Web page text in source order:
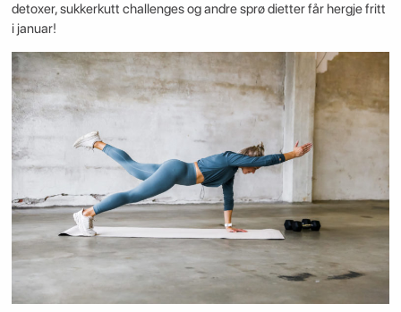
detoxer, sukkerkutt challenges og andre sprø dietter får hergje fritt
i januar!